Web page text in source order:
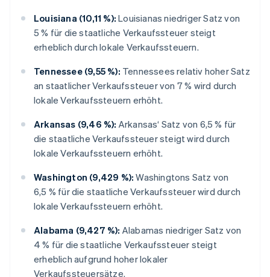
Louisiana (10,11 %): Louisianas niedriger Satz von
5 % für die staatliche Verkaufssteuer steigt
erheblich durch lokale Verkaufssteuern.
Tennessee (9,55 %): Tennessees relativ hoher Satz
an staatlicher Verkaufssteuer von 7 % wird durch
lokale Verkaufssteuern erhöht.
Arkansas (9,46 %): Arkansas‘ Satz von 6,5 % für
die staatliche Verkaufssteuer steigt wird durch
lokale Verkaufssteuern erhöht.
Washington (9,429 %): Washingtons Satz von
6,5 % für die staatliche Verkaufssteuer wird durch
lokale Verkaufssteuern erhöht.
Alabama (9,427 %): Alabamas niedriger Satz von
4 % für die staatliche Verkaufssteuer steigt
erheblich aufgrund hoher lokaler
Verkaufssteuersätze.